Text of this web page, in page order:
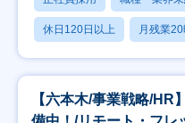
休日120日以上 月残業
【六本木/事業戦略/HR